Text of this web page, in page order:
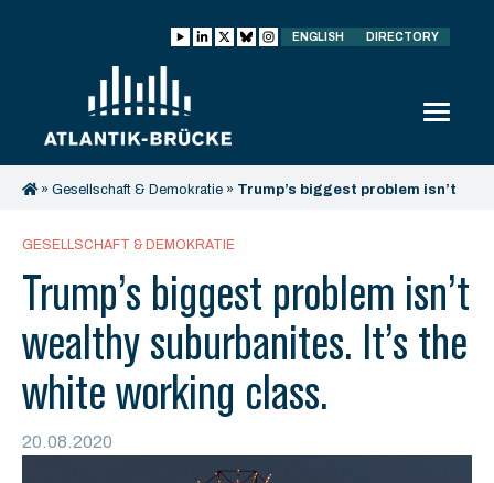
ENGLISH DIRECTORY
» Gesellschaft & Demokratie » Trump’s biggest problem isn’t
GESELLSCHAFT & DEMOKRATIE
Trump’s biggest problem isn’t
wealthy suburbanites. It’s the
white working class.
20.08.2020